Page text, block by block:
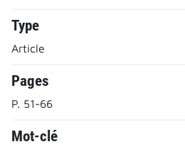
Type
Article
Pages
P. 51-66
Mot-clé